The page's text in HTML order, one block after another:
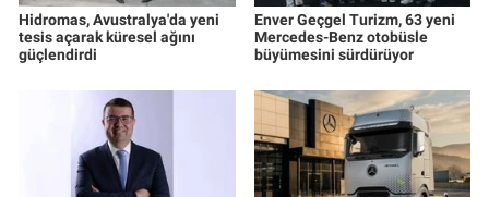
Hidromas, Avustralya'da yeni
tesis açarak küresel ağını
güçlendirdi
Enver Geçgel Turizm, 63 yeni
Mercedes-Benz otobüsle
büyümesini sürdürüyor